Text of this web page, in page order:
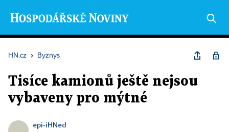
HN.cz › Byznys
Tisíce kamionů ještě nejsou
vybaveny pro mýtné
epi-iHNed